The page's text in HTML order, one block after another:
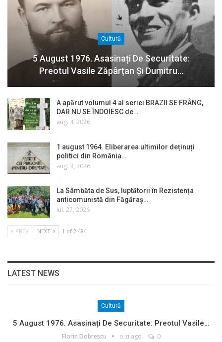
Cultură
5 August 1976. Asasinați De Securitate:
Preotul Vasile Zăpârțan Și Dumitru…
A apărut volumul 4 al seriei BRAZII SE FRÂNG,
DAR NU SE ÎNDOIESC de…
aug. 4, 2026
1 august 1964. Eliberarea ultimilor deținuți
politici din România…
aug. 3, 2026
La Sâmbăta de Sus, luptătorii în Rezistența
anticomunistă din Făgăraș…
iul. 27, 2026
PREV NEXT 1 of 2.484
LATEST NEWS
Cultură
5 August 1976. Asasinați De Securitate: Preotul Vasile…
Florin Dobrescu o zi ago 0